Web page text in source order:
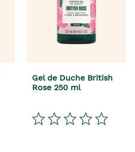
Gel de Duche British
Rose 250 ml